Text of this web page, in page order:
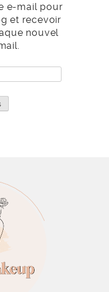
e-mail pour
et recevoir
nouvel